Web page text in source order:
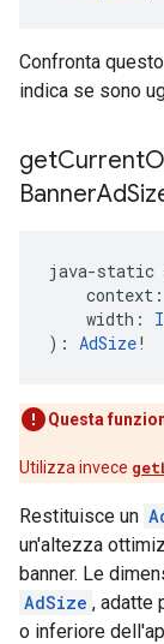
Confronta questo
indica se sono
getCurrent
BannerAd
java-static
context:
width:
): AdSize!
Questa
Utilizza invece
Restituisce un
un'altezza
banner. Le
AdSize , adatte
o inferiore